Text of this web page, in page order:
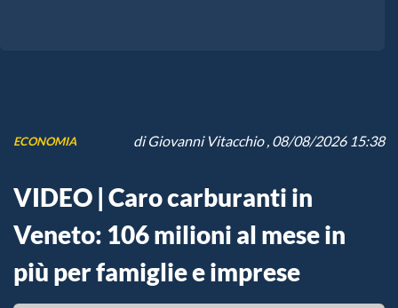
ECONOMIA diGiovanni Vitacchio, 08/08/2026 15:38
VIDEO | Caro carburanti in
Veneto: 106 milioni al mese in
più per famiglie e imprese